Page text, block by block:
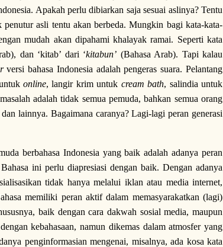
Apakah perlu dibiarkan saja sesuai aslinya? Tentu
asli tentu akan berbeda. Mungkin bagi kata-kata-
mudah akan dipahami khalayak ramai. Seperti kata
dan ‘kitab’ dari ‘kitabun’ (Bahasa Arab). Tapi kalau
versi bahasa Indonesia adalah pengeras suara. Pelantang
online, langir krim untuk cream bath, salindia untuk
adalah tidak semua pemuda, bahkan semua orang
lainnya. Bagaimana caranya? Lagi-lagi peran generasi
berbahasa Indonesia yang baik adalah adanya peran
ini perlu diapresiasi dengan baik. Dengan adanya
tidak hanya melalui iklan atau media internet,
memiliki peran aktif dalam memasyarakatkan (lagi)
baik dengan cara dakwah sosial media, maupun
kebahasaan, namun dikemas dalam atmosfer yang
penginformasian mengenai, misalnya, ada kosa kata